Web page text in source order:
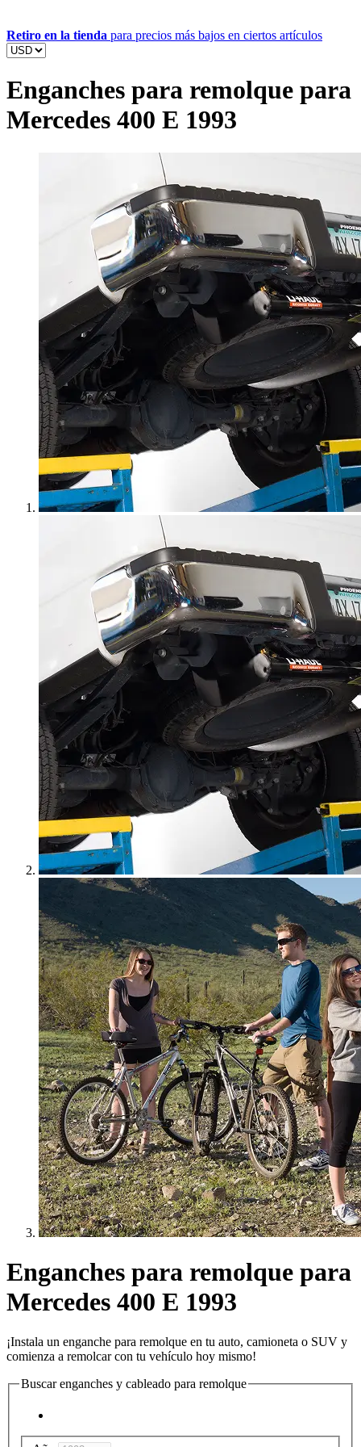
Retiro en la tienda para precios más bajos en ciertos artículos
Enganches para remolque para
Mercedes 400 E 1993
Enganches para remolque para
Mercedes 400 E 1993
¡Instala un enganche para remolque en tu auto, camioneta o SUV y
comienza a remolcar con tu vehículo hoy mismo!
Buscar enganches y cableado para remolque